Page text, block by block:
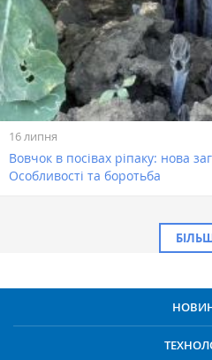
16 липня
Вовчок в посівах ріпаку: нова
Особливості та боротьба